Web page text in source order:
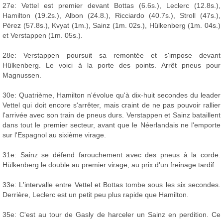
27e: Vettel est premier devant Bottas (6.6s.), Leclerc (12.8s.),
Hamilton (19.2s.), Albon (24.8.), Ricciardo (40.7s.), Stroll (47s.),
Pérez (57.8s.), Kvyat (1m.), Sainz (1m. 02s.), Hülkenberg (1m. 04s.)
et Verstappen (1m. 05s.).
28e: Verstappen poursuit sa remontée et s'impose devant
Hülkenberg. Le voici à la porte des points. Arrêt pneus pour
Magnussen.
30e: Quatrième, Hamilton n'évolue qu'à dix-huit secondes du leader
Vettel qui doit encore s'arrêter, mais craint de ne pas pouvoir rallier
l'arrivée avec son train de pneus durs. Verstappen et Sainz bataillent
dans tout le premier secteur, avant que le Néerlandais ne l'emporte
sur l'Espagnol au sixième virage.
31e: Sainz se défend farouchement avec des pneus à la corde.
Hülkenberg le double au premier virage, au prix d'un freinage tardif.
33e: L'intervalle entre Vettel et Bottas tombe sous les six secondes.
Derrière, Leclerc est un petit peu plus rapide que Hamilton.
35e: C'est au tour de Gasly de harceler un Sainz en perdition. Ce